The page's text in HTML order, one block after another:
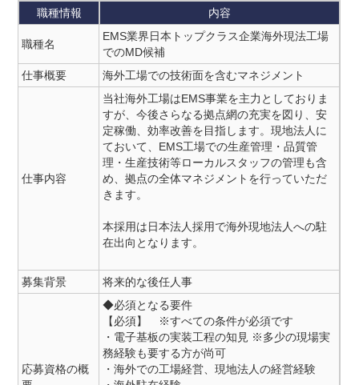
職種情報
内容
職種名
EMS業界日本トップクラス企業海外現法工場
でのMD候補
仕事概要
海外工場での技術面を含むマネジメント
仕事内容
当社海外工場はEMS事業を主力としておりま
すが、今後さらなる拠点網の充実を図り、安
定稼働、効率改善を目指します。現地法人に
ておいて、EMS工場での生産管理・品質管
理・生産技術等ローカルスタッフの管理も含
め、拠点の全体マネジメントを行っていただ
きます。
本採用は日本法人採用で海外現地法人への駐
在出向となります。
募集背景 将来的な後任人事
応募資格の概
◆必須となる要件
【必須】 ※すべての条件が必須です
・電子基板の実装工程の知見 ※多少の現場実
務経験も要する方が尚可
・海外での工場経営、現地法人の経営経験